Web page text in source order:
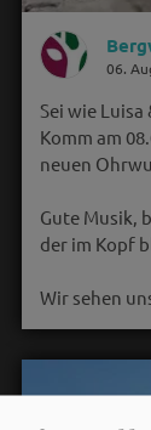
06.
Sei wie Luisa
Komm am
neuen
Gute Musik,
der im Kopf
Wir sehen